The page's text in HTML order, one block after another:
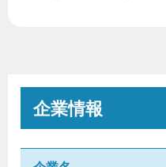
企業情報